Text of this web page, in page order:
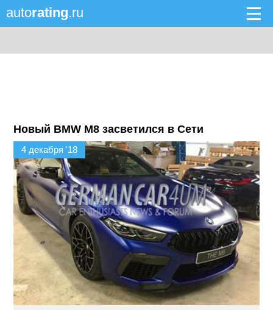
autorating.ru
Новый BMW M8 засветился в Сети
4 декабря '18